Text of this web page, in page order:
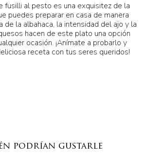
fusilli al pesto es una exquisitez de la
puedes preparar en casa de manera
de la albahaca, la intensidad del ajo y la
hacen de este plato una opción
ocasión. ¡Anímate a probarlo y
receta con tus seres queridos!
podrían gustarle